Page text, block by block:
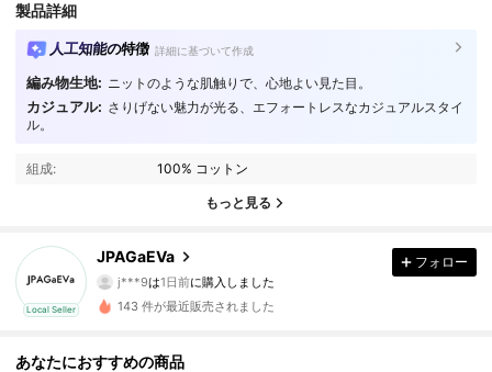
製品詳細
人工知能の特徴 詳細に基づいて作成
編み物生地: ニットのような肌触りで、心地よい見た目。
カジュアル: さりげない魅力が光る、エフォートレスなカジュアルスタイ
ル。
組成: 100% コットン
もっと見る
Local Seller
JPAGaEVa
3.53
2 フォロワー
j***9 は 1日前 に購入しました
み***ぬ が1日前にフォローしました
3.53
2 フォロワー
3.53 2 フォロワー
フォロー
143 件が最近販売されました
あなたにおすすめの商品